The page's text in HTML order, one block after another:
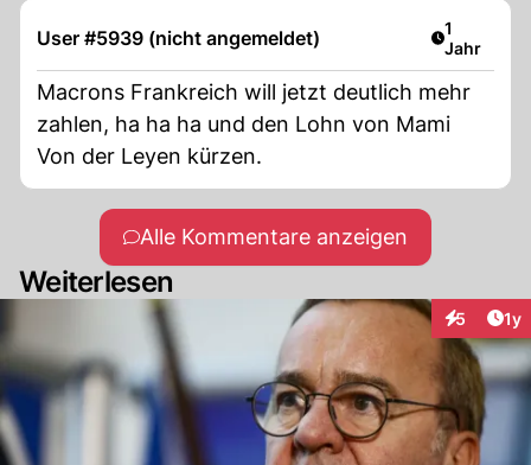
User #5939 (nicht angemeldet) Artikel
1
Jahr
Macrons Frankreich will jetzt deutlich mehr
zahlen, ha ha ha und den Lohn von Mami
Von der Leyen kürzen.
Alle Kommentare anzeigen
Weiterlesen
5 1y